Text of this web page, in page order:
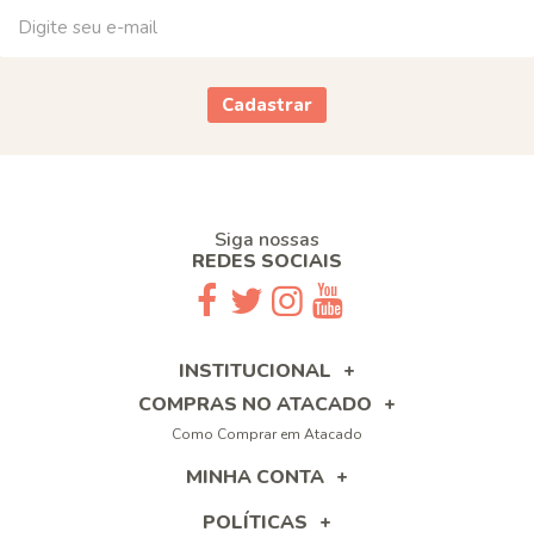
Cadastrar
Siga nossas
REDES SOCIAIS
INSTITUCIONAL
COMPRAS NO ATACADO
Como Comprar em Atacado
MINHA CONTA
POLÍTICAS